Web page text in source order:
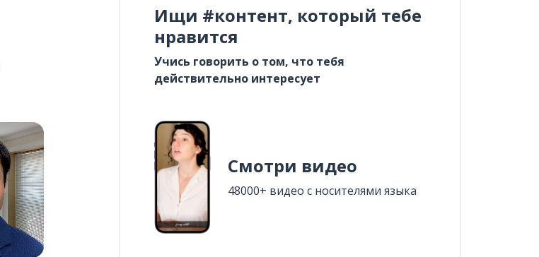
Ищи #контент, который тебе
нравится
Учись говорить о том, что тебя
действительно интересует
Смотри видео
48000+ видео с носителями языка